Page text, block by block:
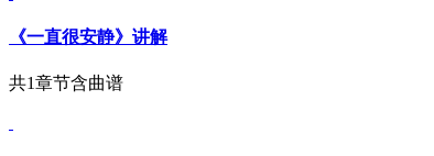
《一直很安静》讲解
共1章节含曲谱